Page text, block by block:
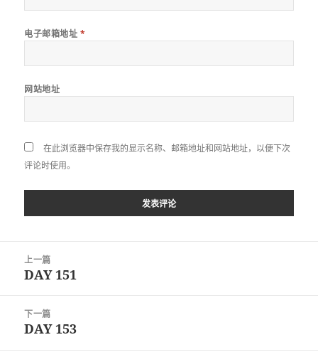
电子邮箱地址 *
网站地址
在此浏览器中保存我的显示名称、邮箱地址和网站地址，以便下次
评论时使用。
上一篇
上
文
章：
DAY 151
下一篇
下
DAY 153